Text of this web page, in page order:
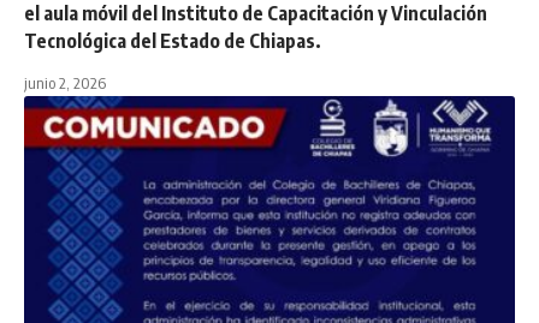
el aula móvil del Instituto de Capacitación y Vinculación
Tecnológica del Estado de Chiapas.
junio 2, 2026